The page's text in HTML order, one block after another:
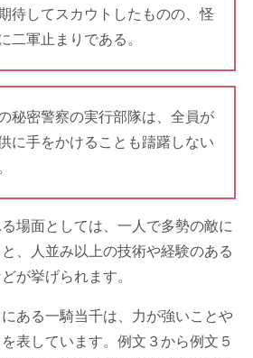
待してスカウトしたものの、怪
二軍止まりである。
秘密警察の実行部隊は、全員が
に手をかけることも躊躇しない
場面としては、一人で多勢の敵に
、人並み以上の技術や経験のある
が挙げられます。
ある一騎当千は、力が強いことや
表しています。例文３から例文５